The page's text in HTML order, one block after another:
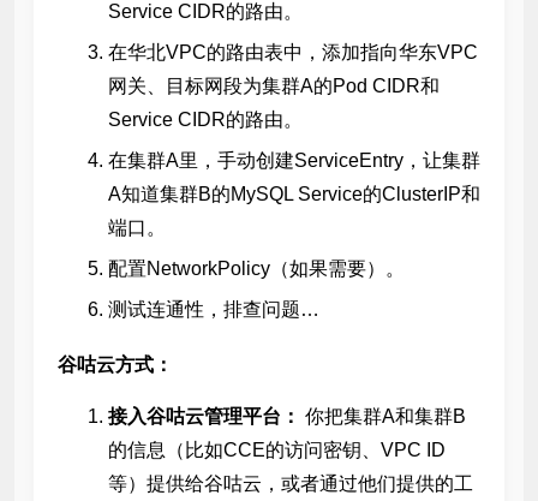
Service CIDR的路由。
在华北VPC的路由表中，添加指向华东VPC
网关、目标网段为集群A的Pod CIDR和
Service CIDR的路由。
在集群A里，手动创建ServiceEntry，让集群
A知道集群B的MySQL Service的ClusterIP和
端口。
配置NetworkPolicy（如果需要）。
测试连通性，排查问题…
谷咕云方式：
接入谷咕云管理平台： 你把集群A和集群B
的信息（比如CCE的访问密钥、VPC ID
等）提供给谷咕云，或者通过他们提供的工